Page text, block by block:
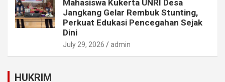
Mahasiswa Kukerta UNRI Desa
Jangkang Gelar Rembuk Stunting,
Perkuat Edukasi Pencegahan Sejak
Dini
July 29, 2026 admin
HUKRIM